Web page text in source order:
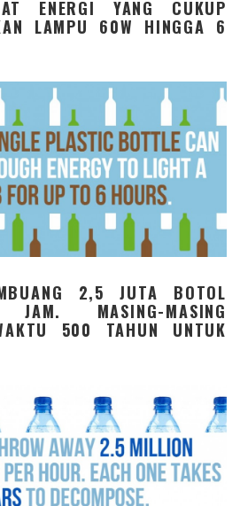
ENERGI YANG CUKUP
LAMPU 60W HINGGA 6
2,5 JUTA BOTOL
MASING-MASING
500 TAHUN UNTUK